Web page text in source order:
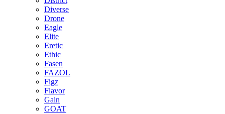
Diverse
Drone
Eagle
Elite
Eretic
Ethic
Fasen
FAZOL
Figz
Flavor
Gain
GOAT